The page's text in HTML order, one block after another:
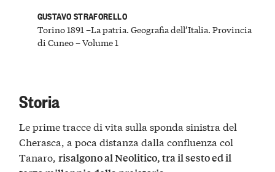
GUSTAVO STRAFORELLO
Torino 1891 –La patria. Geografia dell’Italia. Provincia
di Cuneo – Volume 1
Storia
Le prime tracce di vita sulla sponda sinistra del
Cherasca, a poca distanza dalla confluenza col
Tanaro,risalgono al Neolitico, tra il sesto ed il